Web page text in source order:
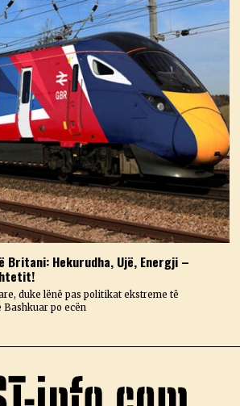
Britani: Hekurudha, Ujë, Energji –
duke lënë pas politikat ekstreme të
po ecën